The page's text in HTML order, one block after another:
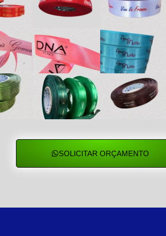
SOLICITAR ORÇAMENTO